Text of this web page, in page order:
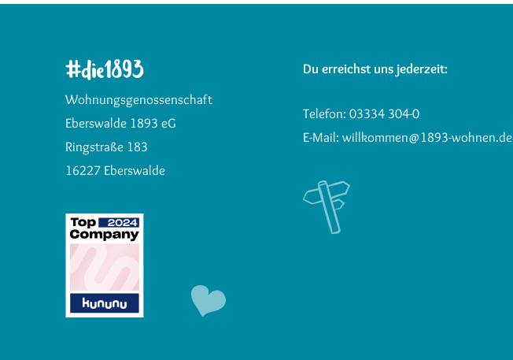
Wohnungsgenossenschaft
Eberswalde 1893 eG
Ringstraße 183
16227 Eberswalde
Du erreichst uns jederzeit:
Telefon:03334 304-0
E-Mail:willkommen@1893-wohnen.de